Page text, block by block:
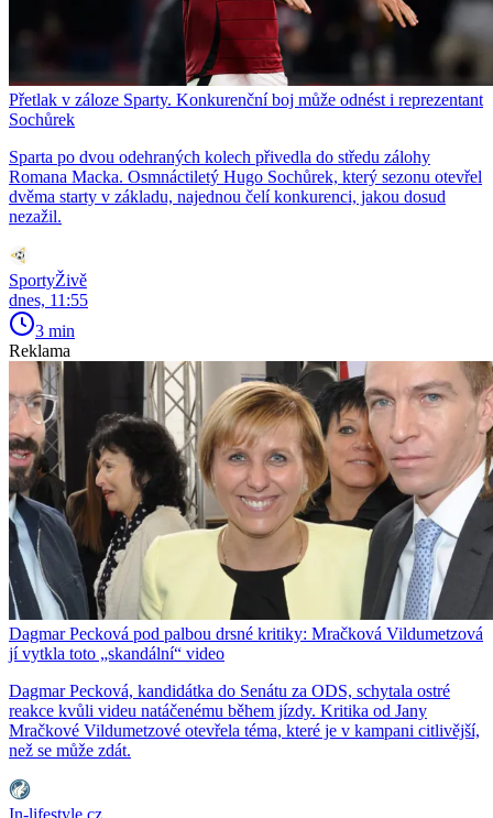
Přetlak v záloze Sparty. Konkurenční boj může odnést i reprezentant
Sochůrek
Sparta po dvou odehraných kolech přivedla do středu zálohy
Romana Macka. Osmnáctiletý Hugo Sochůrek, který sezonu otevřel
dvěma starty v základu, najednou čelí konkurenci, jakou dosud
nezažil.
SportyŽivě
dnes, 11:55
3 min
Reklama
Dagmar Pecková pod palbou drsné kritiky: Mračková Vildumetzová
jí vytkla toto „skandální“ video
Dagmar Pecková, kandidátka do Senátu za ODS, schytala ostré
reakce kvůli videu natáčenému během jízdy. Kritika od Jany
Mračkové Vildumetzové otevřela téma, které je v kampani citlivější,
než se může zdát.
In-lifestyle.cz